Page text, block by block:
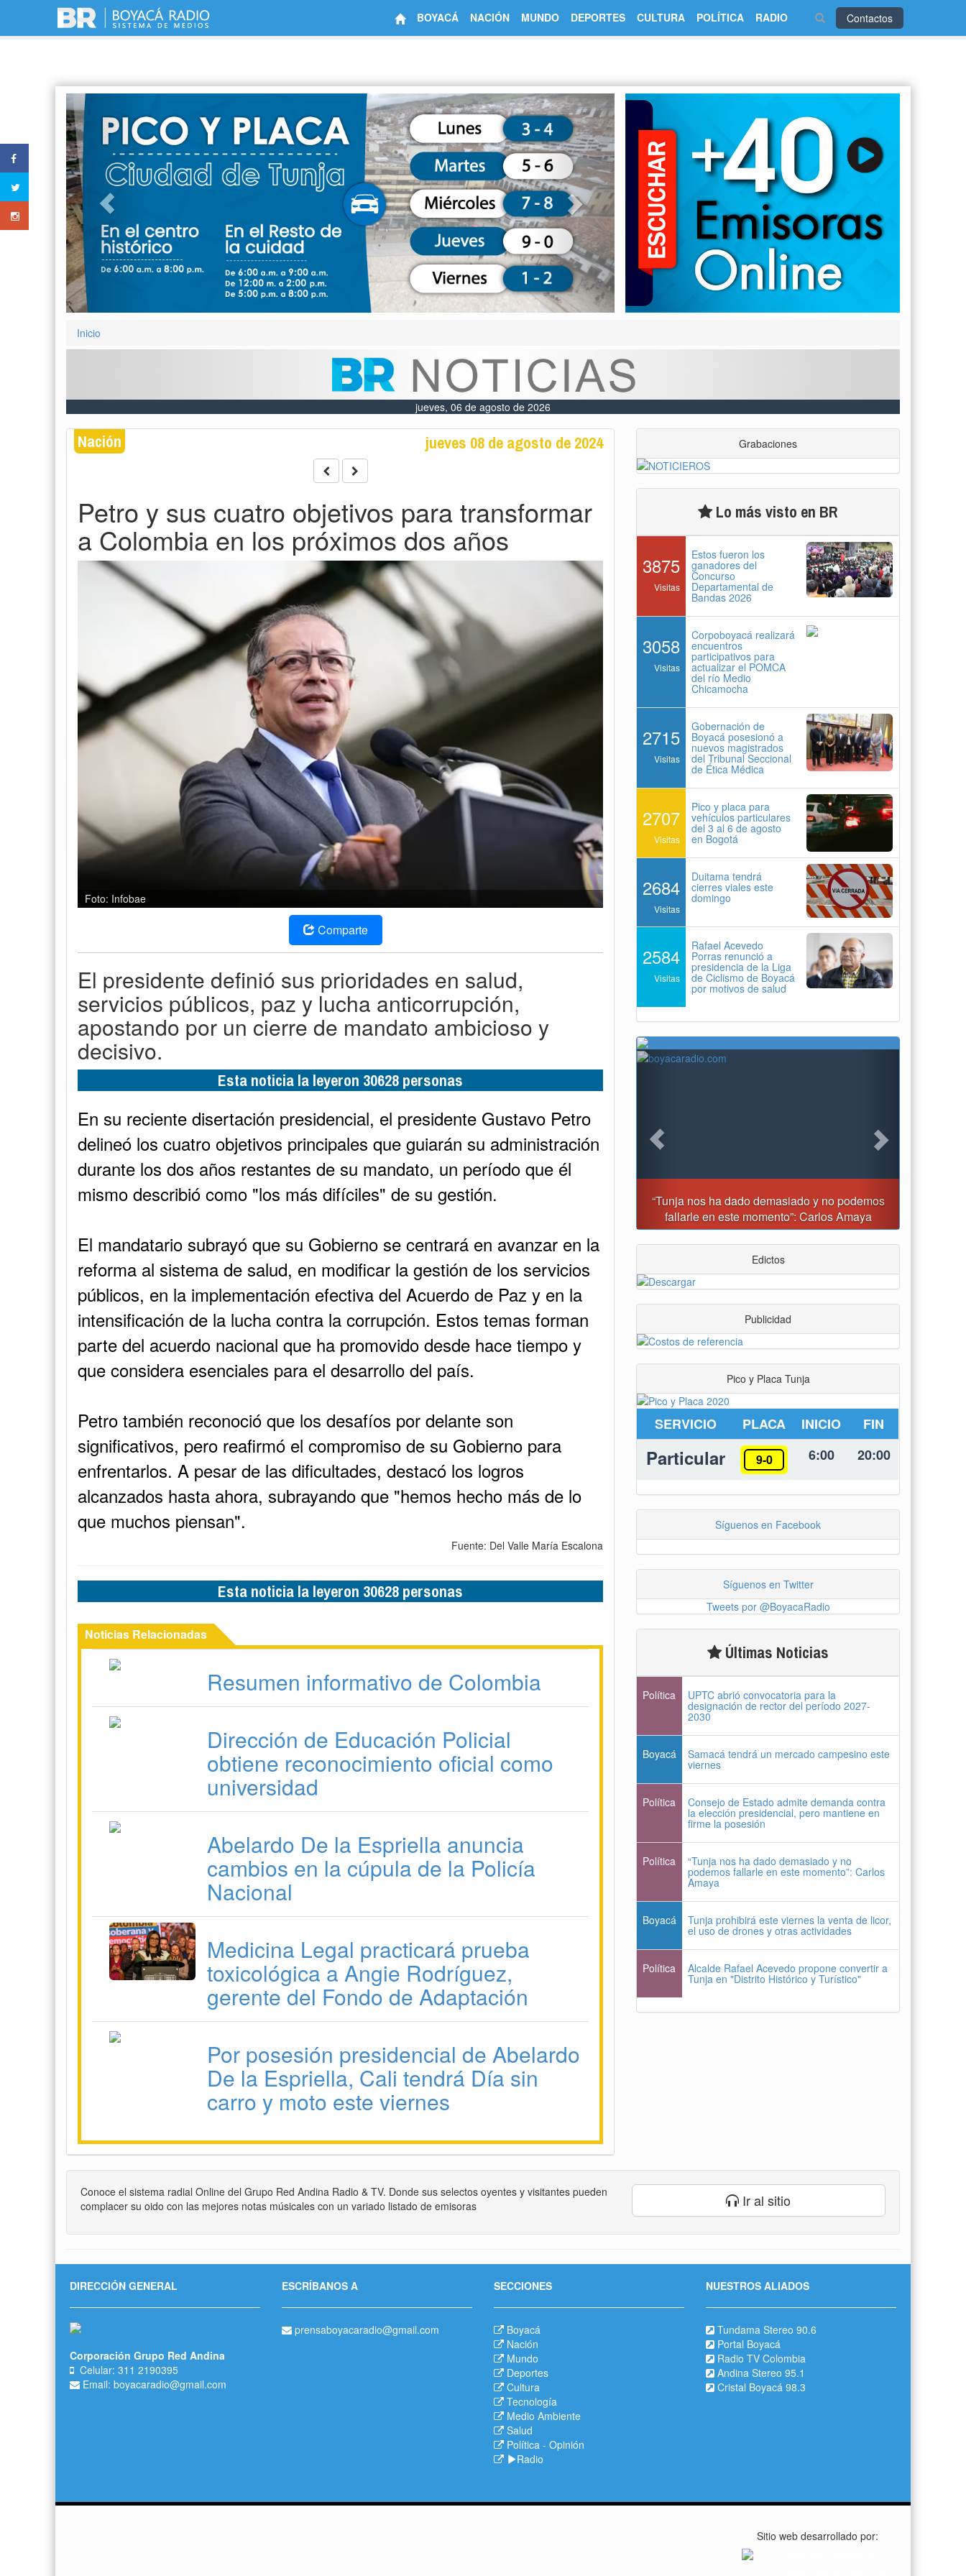
Contactos
BOYACÁ NACIÓN MUNDO DEPORTES CULTURA POLÍTICA RADIO
Next
Inicio
jueves, 06 de agosto de 2026
Nación jueves 08 de agosto de 2024
Petro y sus cuatro objetivos para transformar
a Colombia en los próximos dos años
Foto: Infobae
Comparte
El presidente definió sus prioridades en salud,
servicios públicos, paz y lucha anticorrupción,
apostando por un cierre de mandato ambicioso y
decisivo.
Esta noticia la leyeron 30628 personas
En su reciente disertación presidencial, el presidente Gustavo Petro
delineó los cuatro objetivos principales que guiarán su administración
durante los dos años restantes de su mandato, un período que él
mismo describió como "los más difíciles" de su gestión.
El mandatario subrayó que su Gobierno se centrará en avanzar en la
reforma al sistema de salud, en modificar la gestión de los servicios
públicos, en la implementación efectiva del Acuerdo de Paz y en la
intensificación de la lucha contra la corrupción. Estos temas forman
parte del acuerdo nacional que ha promovido desde hace tiempo y
que considera esenciales para el desarrollo del país.
Petro también reconoció que los desafíos por delante son
significativos, pero reafirmó el compromiso de su Gobierno para
enfrentarlos. A pesar de las dificultades, destacó los logros
alcanzados hasta ahora, subrayando que "hemos hecho más de lo
que muchos piensan".
Fuente: Del Valle María Escalona
Esta noticia la leyeron 30628 personas
Noticias Relacionadas
Resumen informativo de Colombia
Dirección de Educación Policial
obtiene reconocimiento oficial como
universidad
Abelardo De la Espriella anuncia
cambios en la cúpula de la Policía
Nacional
Medicina Legal practicará prueba
toxicológica a Angie Rodríguez,
gerente del Fondo de Adaptación
Por posesión presidencial de Abelardo
De la Espriella, Cali tendrá Día sin
carro y moto este viernes
Grabaciones
Lo más visto en BR
3875
Visitas
Estos fueron los
ganadores del
Concurso
Departamental de
Bandas 2026
3058
Visitas
Corpoboyacá realizará
encuentros
participativos para
actualizar el POMCA
del río Medio
Chicamocha
2715
Visitas
Gobernación de
Boyacá posesionó a
nuevos magistrados
del Tribunal Seccional
de Ética Médica
2707
Visitas
Pico y placa para
vehículos particulares
del 3 al 6 de agosto
en Bogotá
2684
Visitas
Duitama tendrá
cierres viales este
domingo
2584
Visitas
Rafael Acevedo
Porras renunció a
presidencia de la Liga
de Ciclismo de Boyacá
por motivos de salud
“Tunja nos ha dado demasiado y no podemos
Tunja prohibirá este viernes la venta de licor, el uso
de drones y otras actividades
Previous
Edictos
Publicidad
Pico y Placa Tunja
SERVICIO PLACA INICIO FIN
Particular 9-0 6:00 20:00
Síguenos en Facebook
Síguenos en Twitter
Tweets por @BoyacaRadio
Últimas Noticias
Política UPTC abrió convocatoria para la
designación de rector del período 2027-
2030
Boyacá Samacá tendrá un mercado campesino este
viernes
Política Consejo de Estado admite demanda contra
la elección presidencial, pero mantiene en
firme la posesión
Política “Tunja nos ha dado demasiado y no
podemos fallarle en este momento”: Carlos
Amaya
Boyacá Tunja prohibirá este viernes la venta de licor,
el uso de drones y otras actividades
Política Alcalde Rafael Acevedo propone convertir a
Tunja en "Distrito Histórico y Turístico"
Conoce el sistema radial Online del Grupo Red Andina Radio & TV. Donde sus selectos oyentes y visitantes pueden
complacer su oido con las mejores notas músicales con un variado listado de emisoras
Ir al sitio
DIRECCIÓN GENERAL
Corporación Grupo Red Andina
Celular: 311 2190395
Email: boyacaradio@gmail.com
ESCRÍBANOS A
prensaboyacaradio@gmail.com
SECCIONES
Boyacá
Nación
Mundo
Deportes
Cultura
Tecnología
Medio Ambiente
Salud
Política - Opinión
Radio
NUESTROS ALIADOS
Tundama Stereo 90.6
Portal Boyacá
Radio TV Colombia
Andina Stereo 95.1
Cristal Boyacá 98.3
Sitio web desarrollado por: